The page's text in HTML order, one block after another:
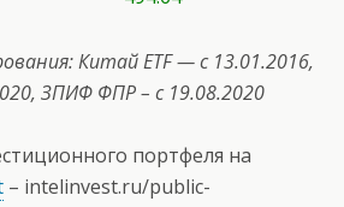
Китай ETF — с 13.01.2016,
ЗПИФ ФПР – с 19.08.2020
портфеля на
– intelinvest.ru/public-